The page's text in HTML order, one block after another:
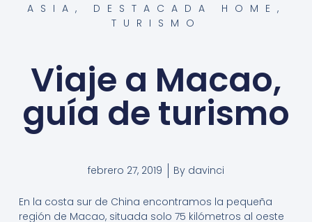
ASIA , DESTACADA HOME ,
TURISMO
Viaje a Macao,
guía de turismo
febrero 27, 2019 By davinci
En la costa sur de China encontramos la pequeña
región de Macao, situada solo 75 kilómetros al oeste